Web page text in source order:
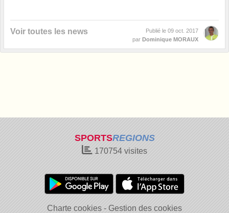
Voir toutes les news Publié le 09 oct. 2017
par Dominique MORAUX
SPORTSREGIONS
170754 visites
Charte cookies Gestion des cookies